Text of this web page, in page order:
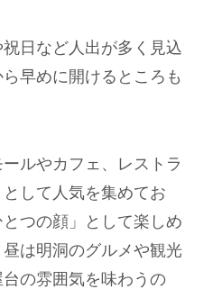
日など人出が多く見込
早めに開けるところも
ルやカフェ、レストラ
して人気を集めてお
つの顔」として楽しめ
は明洞のグルメや観光
の雰囲気を味わうの